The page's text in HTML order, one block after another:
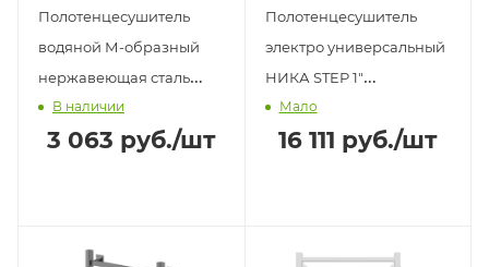
Полотенцесушитель
водяной М-образный
нержавеющая сталь
150Вт TERMINUS
32х500х500мм
В наличии
3 063 руб./шт
Полотенцесушитель
электро универсальный
НИКА STEP 1"
800х500мм черный
матовый RAL9005
Мало
16 111 руб./шт